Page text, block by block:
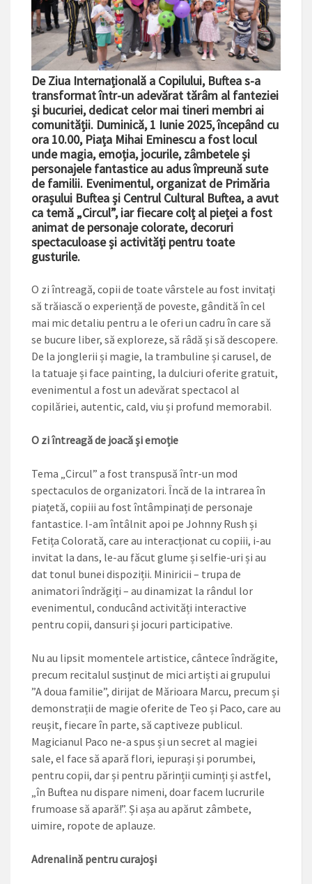
De Ziua Internațională a Copilului, Buftea s-a
transformat într-un adevărat tărâm al fanteziei
și bucuriei, dedicat celor mai tineri membri ai
comunității. Duminică, 1 Iunie 2025, începând cu
ora 10.00, Piața Mihai Eminescu a fost locul
unde magia, emoția, jocurile, zâmbetele și
personajele fantastice au adus împreună sute
de familii. Evenimentul, organizat de Primăria
orașului Buftea și Centrul Cultural Buftea, a avut
ca temă „Circul”, iar fiecare colț al pieței a fost
animat de personaje colorate, decoruri
spectaculoase și activități pentru toate
gusturile.
O zi întreagă, copii de toate vârstele au fost invitați
să trăiască o experiență de poveste, gândită în cel
mai mic detaliu pentru a le oferi un cadru în care să
se bucure liber, să exploreze, să râdă și să descopere.
De la jonglerii și magie, la trambuline și carusel, de
la tatuaje și face painting, la dulciuri oferite gratuit,
evenimentul a fost un adevărat spectacol al
copilăriei, autentic, cald, viu și profund memorabil.
O zi întreagă de joacă și emoție
Tema „Circul” a fost transpusă într-un mod
spectaculos de organizatori. Încă de la intrarea în
piațetă, copiii au fost întâmpinați de personaje
fantastice. I-am întâlnit apoi pe Johnny Rush și
Fetița Colorată, care au interacționat cu copiii, i-au
invitat la dans, ­le-au făcut glume și selfie-uri și au
dat tonul bunei dispoziții. Miniricii – trupa de
animatori îndrăgiți – au dinamizat la rândul lor
evenimentul, conducând activități interactive
pentru copii, dansuri și jocuri participative.
Nu au lipsit momentele artistice, cântece îndrăgite,
precum recitalul susținut de mici artiști ai grupului
”A doua familie”, dirijat de Mărioara Marcu, precum și
demonstrații de magie oferite de Teo și Paco, care au
reușit, fiecare în parte, să captiveze publicul.
Magicianul Paco ne-a spus și un secret al magiei
sale, el face să apară flori, iepurași și porumbei,
pentru copii, dar și pentru părinții cuminți și astfel,
„în Buftea nu dispare nimeni, doar facem lucrurile
frumoase să apară!”. Și așa au apărut zâmbete,
uimire, ropote de aplauze.
Adrenalină pentru curajoși